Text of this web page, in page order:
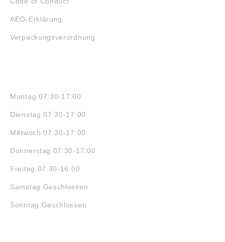
AEO-Erklärung
Verpackungsverordnung
Montag 07:30-17:00
Dienstag 07:30-17:00
Mittwoch 07:30-17:00
Donnerstag 07:30-17:00
Freitag 07:30-16:00
Samstag Geschlossen
Sonntag Geschlossen